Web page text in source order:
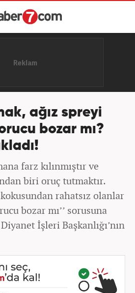
ağız spreyi
bozar mı?
farz kılınmıştır ve
biri oruç tutmaktır.
rahatsız olanlar
bozar mı’’ sorusuna
İşleri Başkanlığı’nın